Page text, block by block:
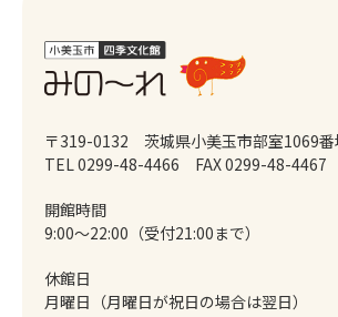
〒319-0132 茨城県小美玉市部室1069番
TEL 0299-48-4466
FAX 0299-48-4467
開館時間
9:00～22:00（受付21:00まで）
休館日
月曜日（月曜日が祝日の場合は翌日）